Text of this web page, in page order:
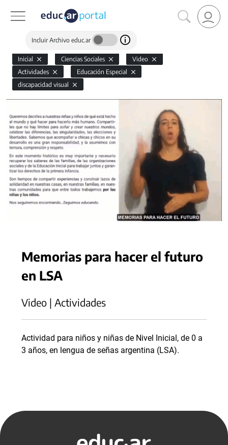
Incluir Archivo educ.ar
Inicial Ciencias Sociales
Video
Actividades
Educación Especial
discapacidad visual
Memorias para hacer el futuro
en LSA
Video | Actividades
Actividad para niños y niñas de Nivel Inicial, de 0 a
3 años, en lengua de señas argentina (LSA).